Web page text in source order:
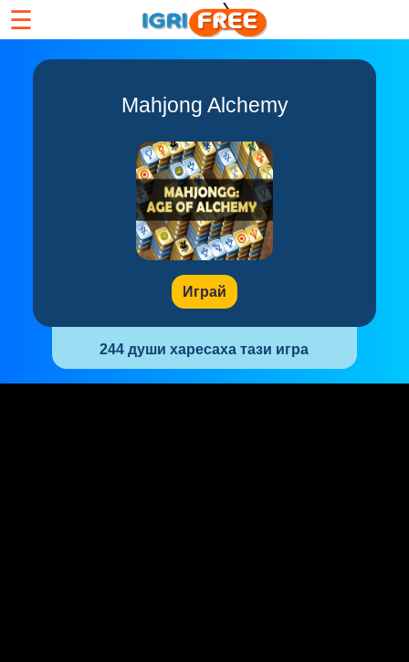
☰
Mahjong Alchemy
Играй
244 души харесаха тази игра